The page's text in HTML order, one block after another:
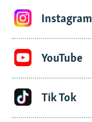
Instagram
YouTube
Tik Tok